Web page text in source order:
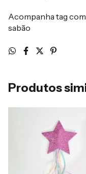
Acompanha tag
sabão
Produtos